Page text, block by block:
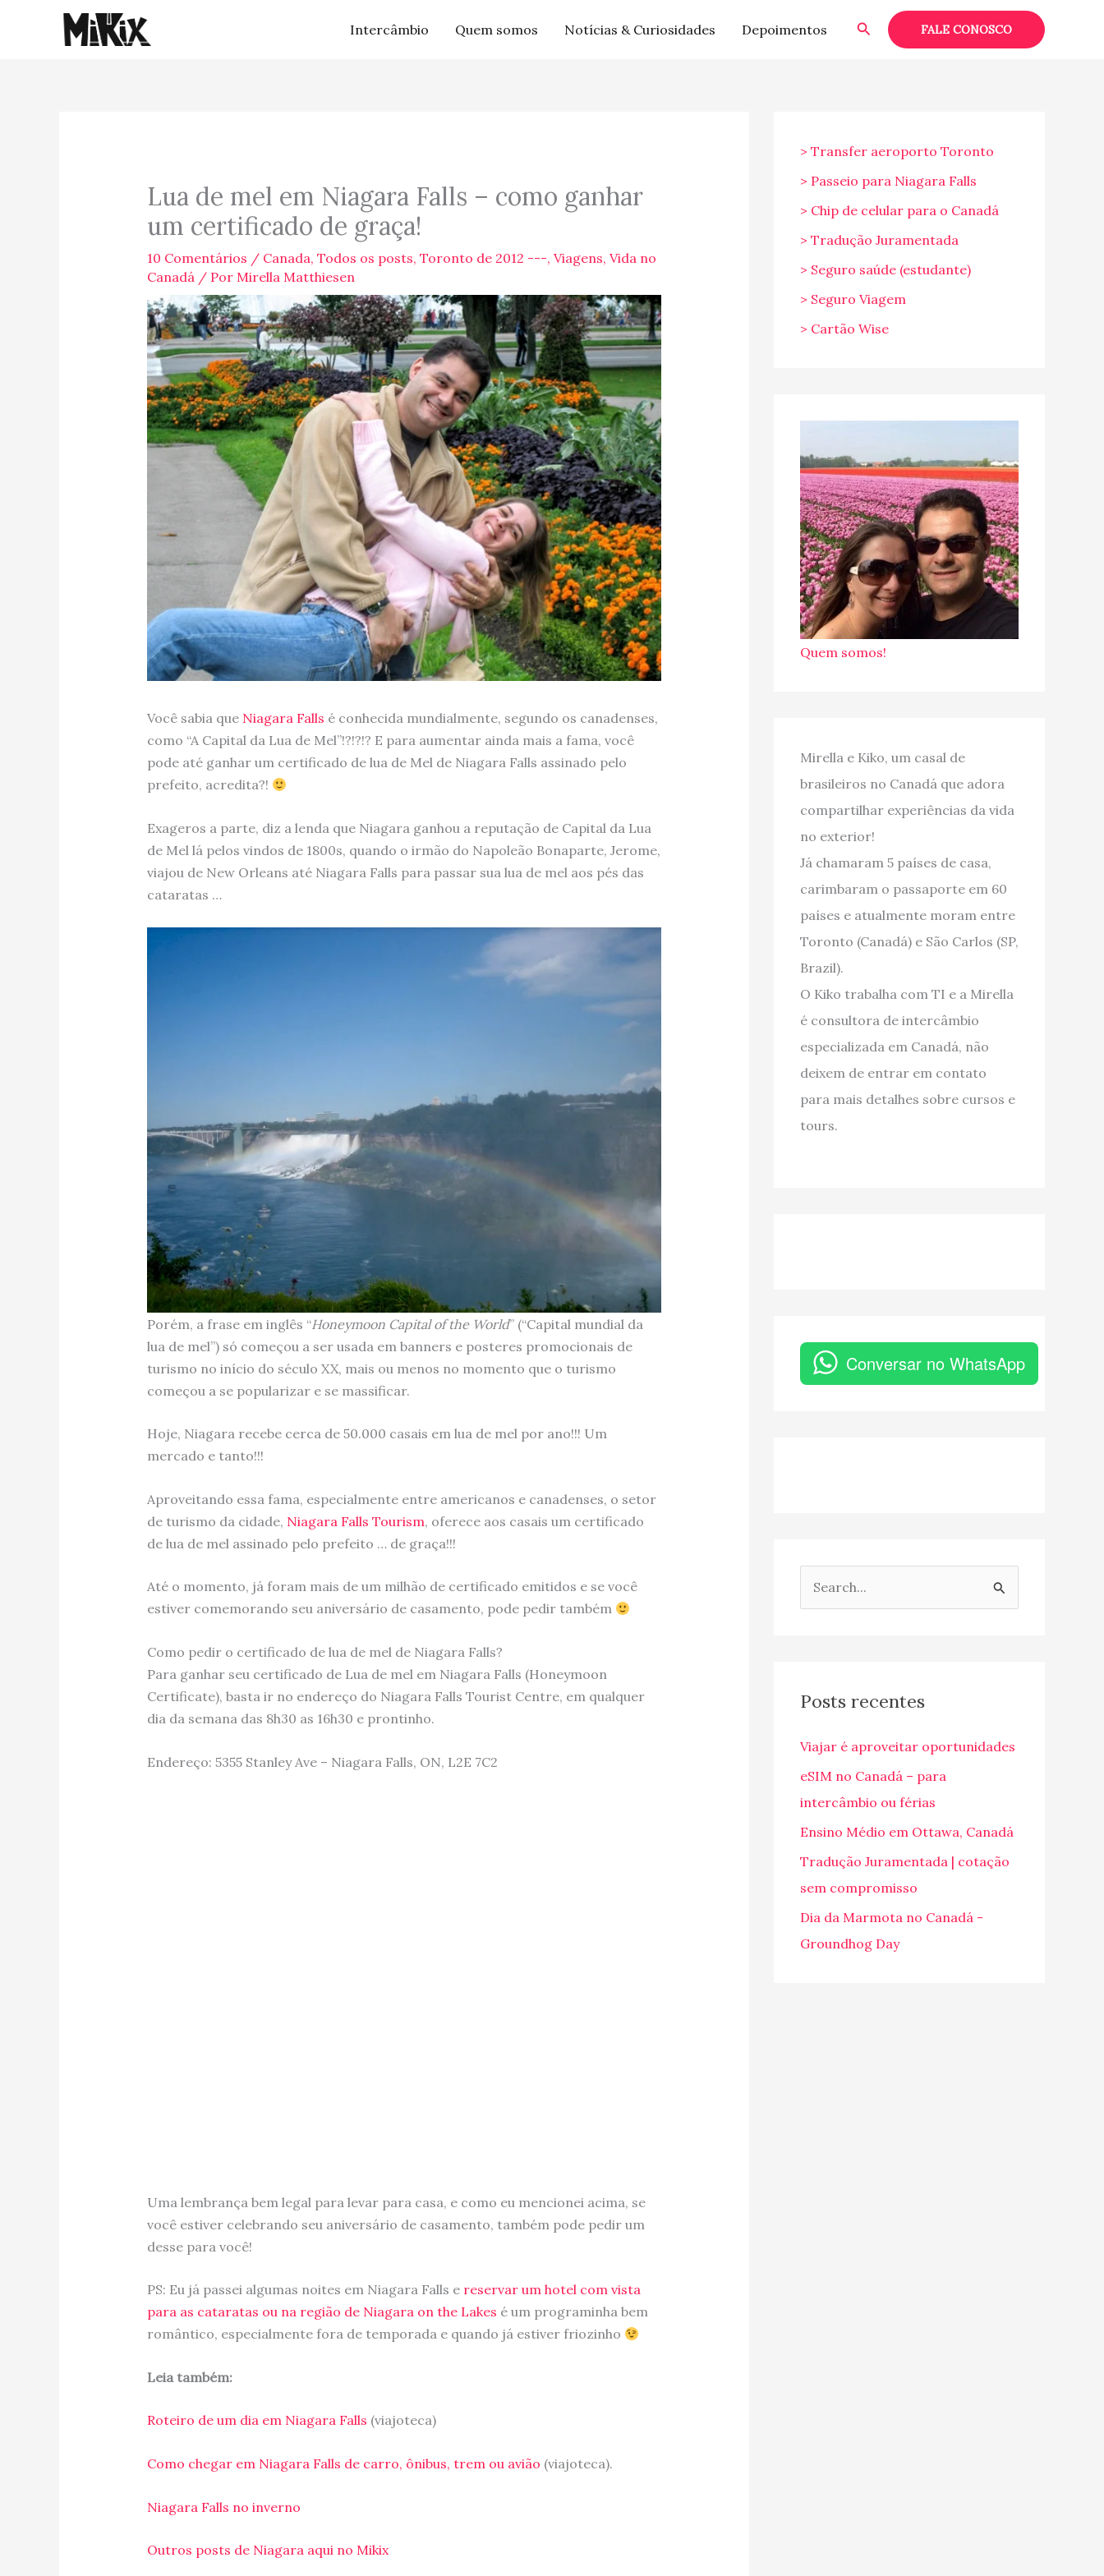
Intercâmbio Quem somos Notícias & Curiosidades Depoimentos PesquisarFALE CONOSCO
Lua de mel em Niagara Falls – como ganhar
um certificado de graça!
10 Comentários / Canada, Todos os posts, Toronto de 2012 ---, Viagens, Vida no
Canadá/ Por Mirella Matthiesen
Você sabia que Niagara Falls é conhecida mundialmente, segundo os canadenses,
como “A Capital da Lua de Mel”!?!?!? E para aumentar ainda mais a fama, você
pode até ganhar um certificado de lua de Mel de Niagara Falls assinado pelo
prefeito, acredita?!
Exageros a parte, diz a lenda que Niagara ganhou a reputação de Capital da Lua
de Mel lá pelos vindos de 1800s, quando o irmão do Napoleão Bonaparte, Jerome,
viajou de New Orleans até Niagara Falls para passar sua lua de mel aos pés das
cataratas …
Porém, a frase em inglês “Honeymoon Capital of the World” (“Capital mundial da
lua de mel”) só começou a ser usada em banners e posteres promocionais de
turismo no início do século XX, mais ou menos no momento que o turismo
começou a se popularizar e se massificar.
Hoje, Niagara recebe cerca de 50.000 casais em lua de mel por ano!!! Um
mercado e tanto!!!
Aproveitando essa fama, especialmente entre americanos e canadenses, o setor
de turismo da cidade, Niagara Falls Tourism, oferece aos casais um certificado
de lua de mel assinado pelo prefeito … de graça!!!
Até o momento, já foram mais de um milhão de certificado emitidos e se você
estiver comemorando seu aniversário de casamento, pode pedir também
Como pedir o certificado de lua de mel de Niagara Falls?
Para ganhar seu certificado de Lua de mel em Niagara Falls (Honeymoon
Certificate), basta ir no endereço do Niagara Falls Tourist Centre, em qualquer
dia da semana das 8h30 as 16h30 e prontinho.
Endereço: 5355 Stanley Ave – Niagara Falls, ON, L2E 7C2
Uma lembrança bem legal para levar para casa, e como eu mencionei acima, se
você estiver celebrando seu aniversário de casamento, também pode pedir um
desse para você!
PS: Eu já passei algumas noites em Niagara Falls e reservar um hotel com vista
para as cataratas ou na região de Niagara on the Lakes é um programinha bem
romântico, especialmente fora de temporada e quando já estiver friozinho
Leia também:
Roteiro de um dia em Niagara Falls (viajoteca)
Como chegar em Niagara Falls de carro, ônibus, trem ou avião (viajoteca).
Niagara Falls no inverno
Outros posts de Niagara aqui no Mikix
> Transfer aeroporto Toronto
> Passeio para Niagara Falls
> Chip de celular para o Canadá
> Tradução Juramentada
> Seguro saúde (estudante)
> Seguro Viagem
> Cartão Wise
Quem somos!
Mirella e Kiko, um casal de
brasileiros no Canadá que adora
compartilhar experiências da vida
no exterior!
Já chamaram 5 países de casa,
carimbaram o passaporte em 60
países e atualmente moram entre
Toronto (Canadá) e São Carlos (SP,
Brazil).
O Kiko trabalha com TI e a Mirella
é consultora de intercâmbio
especializada em Canadá, não
deixem de entrar em contato
para mais detalhes sobre cursos e
tours.
Conversar no WhatsApp
u
s
a
r
p
o
Posts recentes
Viajar é aproveitar oportunidades
eSIM no Canadá – para
intercâmbio ou férias
Ensino Médio em Ottawa, Canadá
Tradução Juramentada | cotação
sem compromisso
Dia da Marmota no Canadá -
Groundhog Day